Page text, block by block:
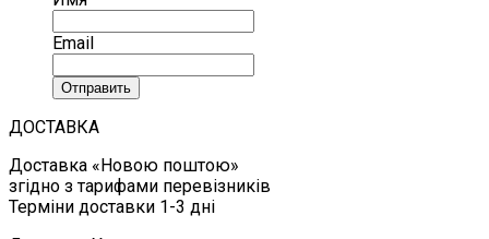
Email
Отправить
ДОСТАВКА
Доставка «Новою поштою»
згідно з тарифами перевізників
Терміни доставки 1-3 дні